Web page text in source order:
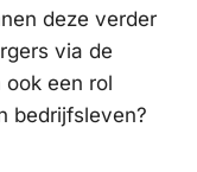
deze verder
via de
een rol
bedrijfsleven?